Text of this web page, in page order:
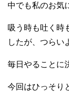
中でも私のお気
吸う時も吐く時
したが、つらい
毎日やることに
今回はひっそり